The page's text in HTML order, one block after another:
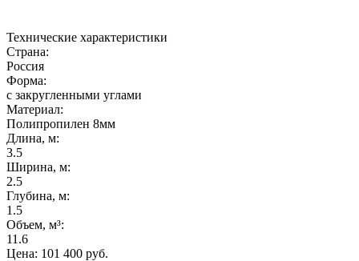
Технические характеристики
Страна:
Россия
Форма:
с закругленными углами
Материал:
Полипропилен 8мм
Длина, м:
3.5
Ширина, м:
2.5
Глубина, м:
1.5
Объем, м³:
11.6
Цена: 101 400 руб.